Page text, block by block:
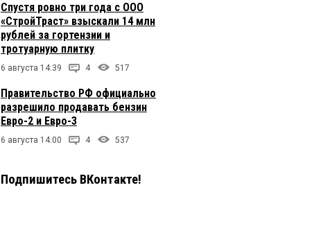
Спустя ровно три года с ООО
«СтройТраст» взыскали 14 млн
рублей за гортензии и
тротуарную плитку
6 августа 14:39 4 517
Правительство РФ официально
разрешило продавать бензин
Евро-2 и Евро-3
6 августа 14:00 4 537
Подпишитесь ВКонтакте!